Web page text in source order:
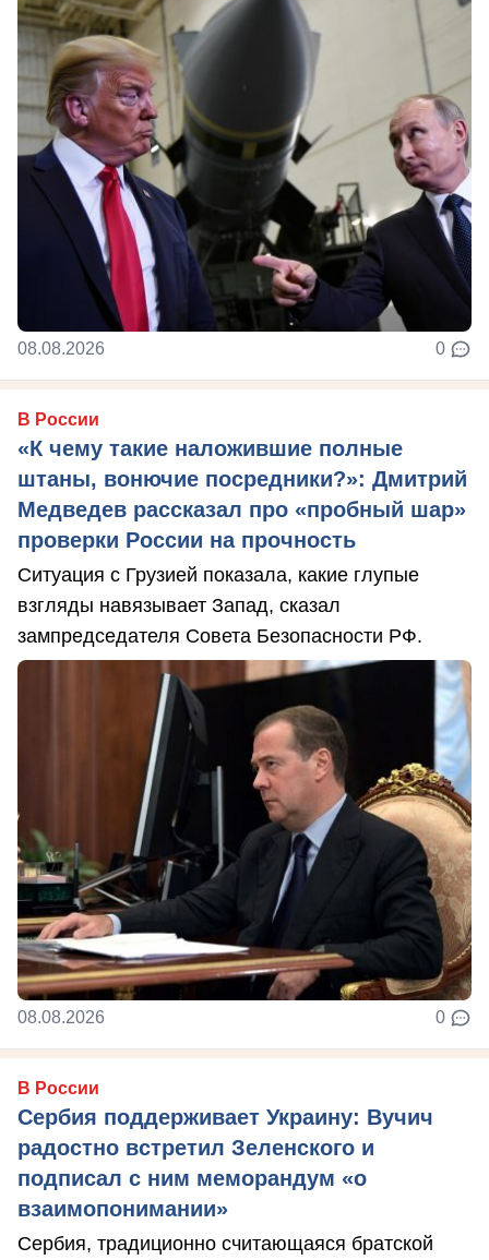
08.08.2026 0
В России
«К чему такие наложившие полные
штаны, вонючие посредники?»: Дмитрий
Медведев рассказал про «пробный шар»
проверки России на прочность
Ситуация с Грузией показала, какие глупые
взгляды навязывает Запад, сказал
зампредседателя Совета Безопасности РФ.
08.08.2026 0
В России
Сербия поддерживает Украину: Вучич
радостно встретил Зеленского и
подписал с ним меморандум «о
взаимопонимании»
Сербия, традиционно считающаяся братской